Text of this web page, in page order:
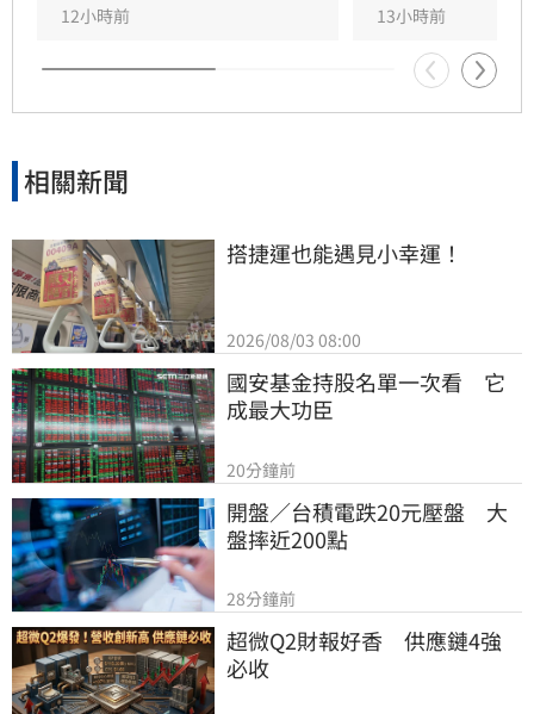
12小時前 13小時前
相關新聞
搭捷運也能遇見小幸運！
2026/08/03 08:00
國安基金持股名單一次看　它
成最大功臣
20分鐘前
開盤／台積電跌20元壓盤　大
盤摔近200點
28分鐘前
超微Q2財報好香　供應鏈4強
必收